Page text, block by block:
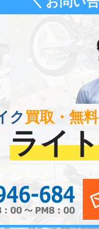
ク 買取・無
ライ